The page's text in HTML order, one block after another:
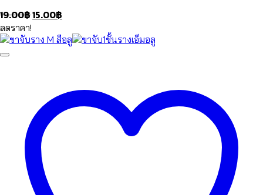
19.00฿Original
was:
15.00฿
is:
ลดราคา!